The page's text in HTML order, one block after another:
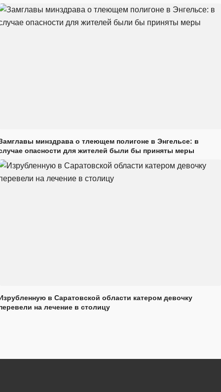
минздрава о тлеющем полигоне в Энгельсе: в
опасности для жителей были бы приняты меры
в Саратовской области катером девочку
на лечение в столицу